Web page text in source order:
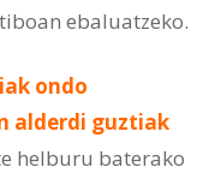
ebaluatzeko.
ondo
alderdi guztiak
helburu baterako